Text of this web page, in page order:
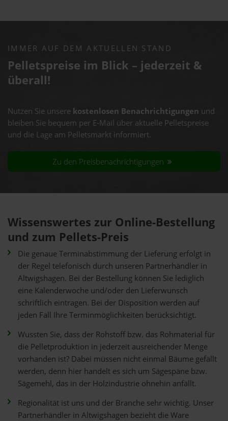
IMMER AUF DEM AKTUELLEN STAND
Pelletspreise im Blick – jederzeit &
überall!
Nutzen Sie unsere kostenlosen Benachrichtigungen und
bleiben Sie bequem per E-Mail über aktuelle Pelletspreise
und die Lage am Pelletsmarkt informiert.
Zu den Preisbenachrichtigungen
Wissenswertes zur Online-Bestellung
und zum Pellets-Preis
Die genaue Terminabstimmung der Lieferung erfolgt in
der Regel telefonisch durch unseren Partnerhändler in
Altwigshagen. Bei der Bestellung können Sie lediglich
eine Kalenderwoche und/oder den Lieferwunsch
schriftlich eintragen. Bei der Disposition werden auf
jeden Fall Ihre Terminmöglichkeiten berücksichtigt.
Wussten Sie, dass der Rohstoff bzw. das Rohmaterial für
die Pelletproduktion in jederzeit ausreichender Menge
vorhanden ist? Dabei müssen nicht einmal Bäume gefällt
werden, denn hier handelt es sich um Sägespäne bzw.
Sägemehl, das in der Holzindustrie ohnehin anfällt.
Regionalität ist uns und der Branche sehr wichtig. Unser
Partnerhändler in Altwigshagen bezieht die Ware